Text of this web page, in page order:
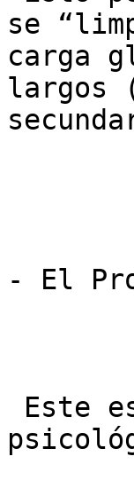
se
carga
largos
- El